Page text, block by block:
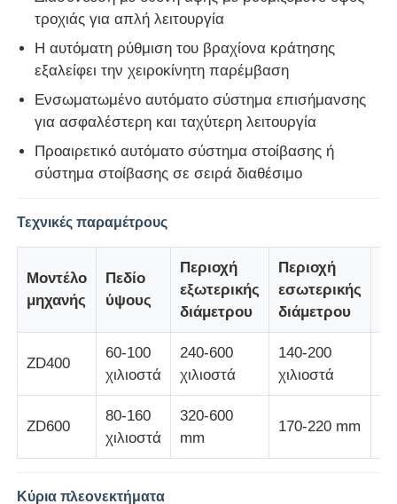
Γύρος εργοστασίων
Ποιοτικός έλεγχος
επαφή
Νέα
Όλες οι περιπτώσεις
Ζητήστε ένα απόσπασμα
Γραμμή παραγωγής εκτόξευσης
γραμμή εξώθησης καλωδίων
τροχιάς για απλή λειτουργία
Η αυτόματη ρύθμιση του βραχίονα κράτησης
εξαλείφει την χειροκίνητη παρέμβαση
Ενσωματωμένο αυτόματο σύστημα επισήμανσης
για ασφαλέστερη και ταχύτερη λειτουργία
Προαιρετικό αυτόματο σύστημα στοίβασης ή
σύστημα στοίβασης σε σειρά διαθέσιμο
Τεχνικές παραμέτρους
Μοντέλο
μηχανής
Πεδίο
ύψους
Περιοχή
εξωτερικής
διάμετρου
Περιοχή
εσωτερικής
διάμετρου
ZD400
60-100
χιλιοστά
240-600
χιλιοστά
140-200
χιλιοστά
ZD600
80-160
χιλιοστά
320-600
mm
170-220 mm
Κύρια πλεονεκτήματα